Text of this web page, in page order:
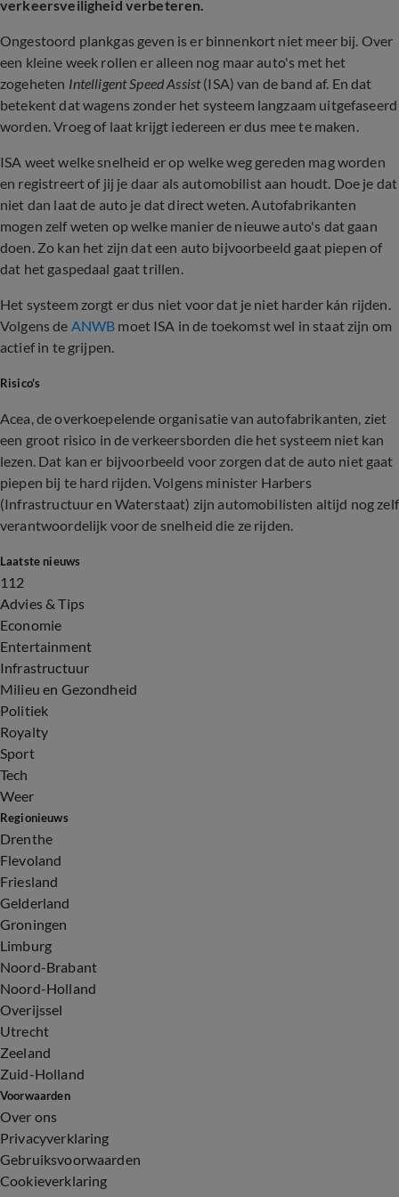
verkeersveiligheid verbeteren.
Ongestoord plankgas geven is er binnenkort niet meer bij. Over
een kleine week rollen er alleen nog maar auto's met het
zogeheten Intelligent Speed Assist(ISA) van de band af. En dat
betekent dat wagens zonder het systeem langzaam uitgefaseerd
worden. Vroeg of laat krijgt iedereen er dus mee te maken.
ISA weet welke snelheid er op welke weg gereden mag worden
en registreert of jij je daar als automobilist aan houdt. Doe je dat
niet dan laat de auto je dat direct weten. Autofabrikanten
mogen zelf weten op welke manier de nieuwe auto's dat gaan
doen. Zo kan het zijn dat een auto bijvoorbeeld gaat piepen of
dat het gaspedaal gaat trillen.
Het systeem zorgt er dus niet voor dat je niet harder kán rijden.
Volgens de ANWB moet ISA in de toekomst wel in staat zijn om
actief in te grijpen.
Risico's
Acea, de overkoepelende organisatie van autofabrikanten, ziet
een groot risico in de verkeersborden die het systeem niet kan
lezen. Dat kan er bijvoorbeeld voor zorgen dat de auto niet gaat
piepen bij te hard rijden. Volgens minister Harbers
(Infrastructuur en Waterstaat) zijn automobilisten altijd nog zelf
verantwoordelijk voor de snelheid die ze rijden.
Laatste nieuws
112
Advies & Tips
Economie
Entertainment
Infrastructuur
Milieu en Gezondheid
Politiek
Royalty
Sport
Tech
Weer
Regionieuws
Drenthe
Flevoland
Friesland
Gelderland
Groningen
Limburg
Noord-Brabant
Noord-Holland
Overijssel
Utrecht
Zeeland
Zuid-Holland
Voorwaarden
Over ons
Privacyverklaring
Gebruiksvoorwaarden
Cookieverklaring